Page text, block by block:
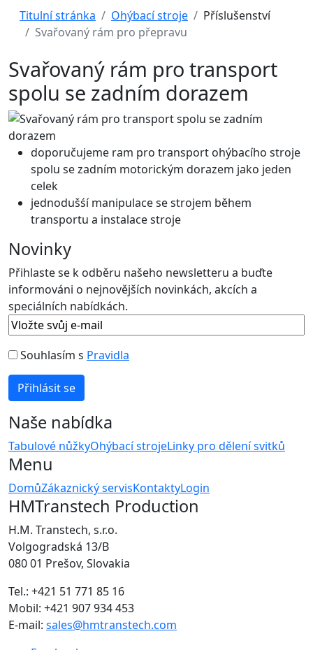
Titulní stránka Ohýbací stroje
Příslušenství
Svařovaný rám pro přepravu
Svařovaný rám pro transport
spolu se zadním dorazem
doporučujeme ram pro transport ohýbacího stroje
spolu se zadním motorickým dorazem jako jeden
celek
jednodušśí manipulace se strojem během
transportu a instalace stroje
Novinky
Přihlaste se k odběru našeho newsletteru a buďte
informováni o nejnovějších novinkách, akcích a
speciálních nabídkách.
Souhlasím s Pravidla
Naše nabídka
Tabulové nůžkyOhýbací strojeLinky pro dělení svitků
Menu
DomůZákaznický servisKontaktyLogin
HMTranstech Production
H.M. Transtech, s.r.o.
Volgogradská 13/B
080 01 Prešov, Slovakia
Tel.: +421 51 771 85 16
Mobil: +421 907 934 453
E-mail: sales@hmtranstech.com